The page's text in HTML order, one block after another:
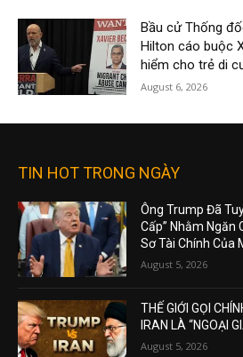
Bầu cử Thống
Hilton cáo buộc
hiểm cho trẻ di
August 6, 2026
TIN HOT TRONG NGÀY
Ông Trump Đã
Cấp” Nhằm Ngăn
Sơ Tài Chính Của
August 5, 2026
THẾ GIỚI GỌI
IRAN LÀ “NGOẠI
August 5, 2026